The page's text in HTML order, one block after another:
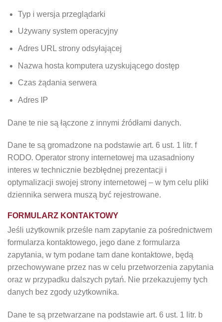
Typ i wersja przeglądarki
Używany system operacyjny
Adres URL strony odsyłającej
Nazwa hosta komputera uzyskującego dostęp
Czas żądania serwera
Adres IP
Dane te nie są łączone z innymi źródłami danych.
Dane te są gromadzone na podstawie art. 6 ust. 1 litr. f
RODO. Operator strony internetowej ma uzasadniony
interes w technicznie bezbłędnej prezentacji i
optymalizacji swojej strony internetowej – w tym celu pliki
dziennika serwera muszą być rejestrowane.
FORMULARZ KONTAKTOWY
Jeśli użytkownik prześle nam zapytanie za pośrednictwem
formularza kontaktowego, jego dane z formularza
zapytania, w tym podane tam dane kontaktowe, będą
przechowywane przez nas w celu przetworzenia zapytania
oraz w przypadku dalszych pytań. Nie przekazujemy tych
danych bez zgody użytkownika.
Dane te są przetwarzane na podstawie art. 6 ust. 1 litr. b